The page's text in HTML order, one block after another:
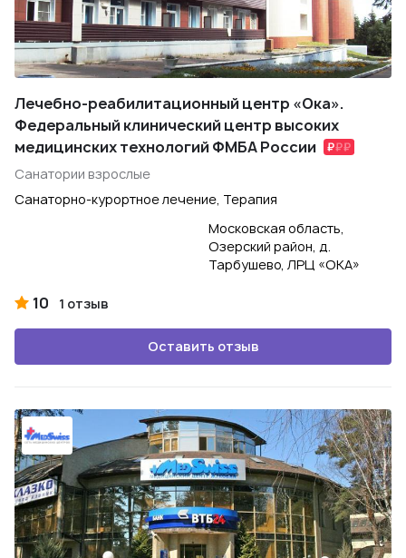
Лечебно-реабилитационный центр «Ока».
Федеральный клинический центр высоких
медицинских технологий ФМБА России
Санатории взрослые
Санаторно-курортное лечение, Терапия
Московская область,
Озерский район, д.
Тарбушево, ЛРЦ «ОКА»
10 1 отзыв
Оставить отзыв